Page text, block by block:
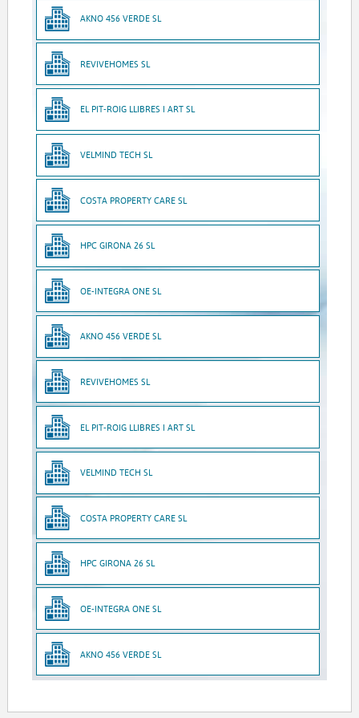
AKNO 456 VERDE SL
REVIVEHOMES SL
EL PIT-ROIG LLIBRES I ART SL
VELMIND TECH SL
COSTA PROPERTY CARE SL
HPC GIRONA 26 SL
OE-INTEGRA ONE SL
AKNO 456 VERDE SL
REVIVEHOMES SL
EL PIT-ROIG LLIBRES I ART SL
VELMIND TECH SL
COSTA PROPERTY CARE SL
HPC GIRONA 26 SL
OE-INTEGRA ONE SL
AKNO 456 VERDE SL